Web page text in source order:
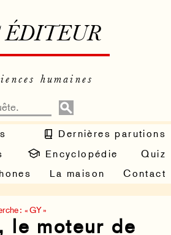
ÉDITEUR
humaines
Dernières parutions
Encyclopédie
Quiz
La maison Contact
: « GY »
le moteur de